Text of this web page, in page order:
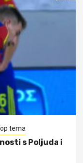
tema
s Poljuda i